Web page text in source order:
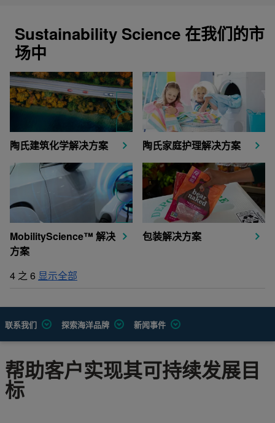
Sustainability Science 在我们的市
场中
陶氏建筑化学解决方案 陶氏家庭护理解决方案
MobilityScience™ 解决
方案
包装解决方案
4 之 6 显示全部
联系我们 探索海洋品牌 新闻事件
帮助客户实现其可持续发展目
标